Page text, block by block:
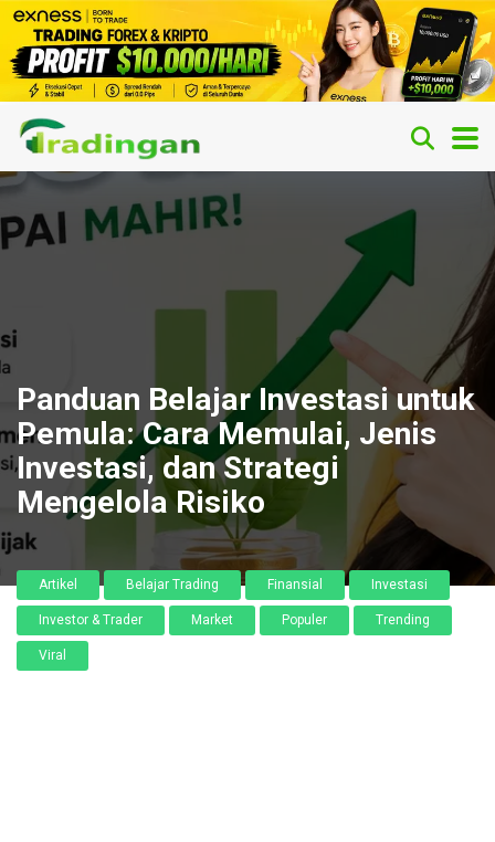
Panduan Belajar Investasi untuk
Pemula: Cara Memulai, Jenis
Investasi, dan Strategi
Mengelola Risiko
Artikel Belajar Trading Finansial Investasi
Investor & Trader Market Populer Trending
Viral